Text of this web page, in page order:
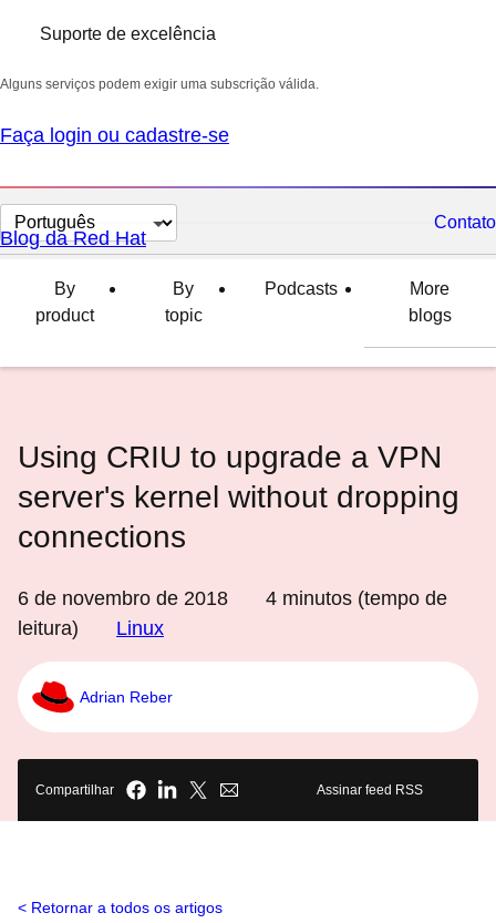
Suporte de excelência
Alguns serviços podem exigir uma subscrição válida.
Faça login ou cadastre-se
Selecionar
idioma
Contato
Blog da Red Hat
By
product
By
topic
Podcasts
More
blogs
Using CRIU to upgrade a VPN
server's kernel without dropping
connections
6 de novembro de 2018 4 minutos (tempo de
leitura)
Linux
Adrian Reber
Compartilhar Assinar feed RSS
Retornar a todos os artigos